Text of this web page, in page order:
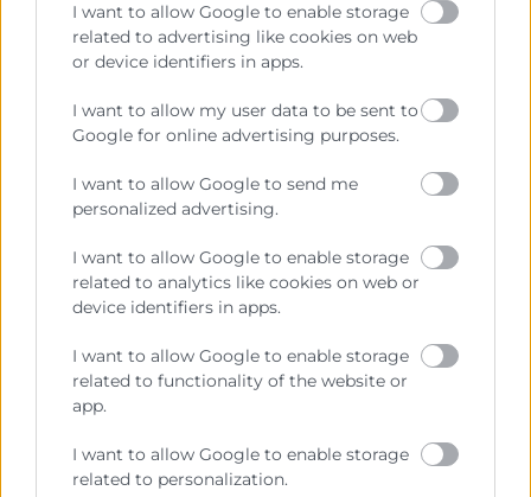
I want to allow Google to enable storage
related to advertising like cookies on web
or device identifiers in apps.
I want to allow my user data to be sent to
Google for online advertising purposes.
I want to allow Google to send me
personalized advertising.
I want to allow Google to enable storage
related to analytics like cookies on web or
device identifiers in apps.
I want to allow Google to enable storage
related to functionality of the website or
app.
I want to allow Google to enable storage
related to personalization.
contact@erasmusvalenciahub.com
He leído y acepto laPolítica de Privacidad